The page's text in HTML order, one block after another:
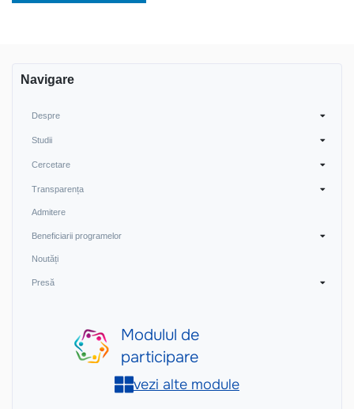
Navigare
Despre
Studii
Cercetare
Transparența
Admitere
Beneficiarii programelor
Noutăți
Presă